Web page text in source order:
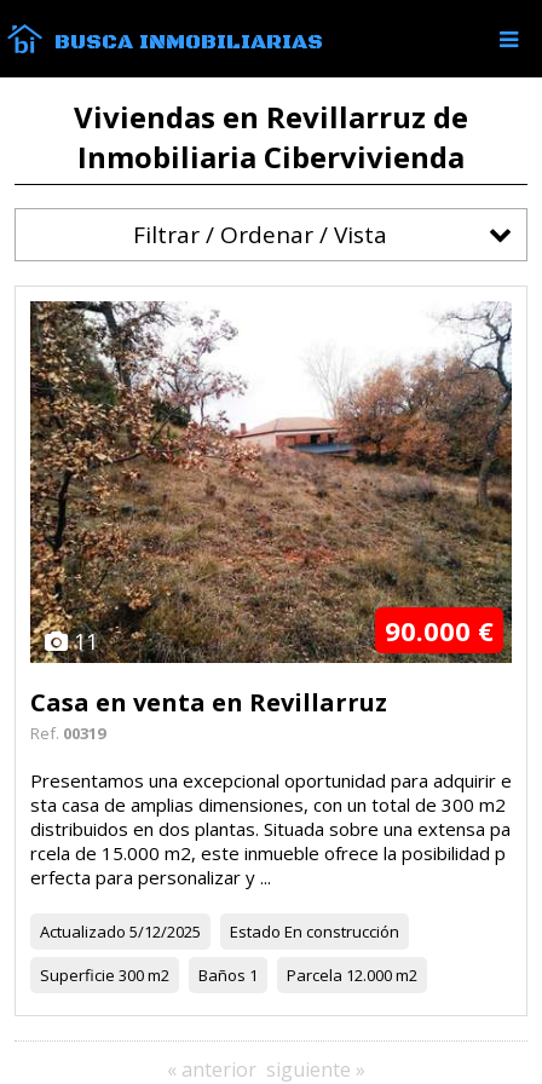
BUSCA INMOBILIARIAS
Viviendas en Revillarruz de
Inmobiliaria Cibervivienda
Filtrar / Ordenar / Vista
11 90.000 €
Casa en venta en Revillarruz
Ref. 00319
Presentamos una excepcional oportunidad para adquirir e
sta casa de amplias dimensiones, con un total de 300 m2
distribuidos en dos plantas. Situada sobre una extensa pa
rcela de 15.000 m2, este inmueble ofrece la posibilidad p
erfecta para personalizar y ...
Actualizado 5/12/2025 Estado En construcción
Superficie 300 m2 Baños 1 Parcela 12.000 m2
« anterior siguiente »